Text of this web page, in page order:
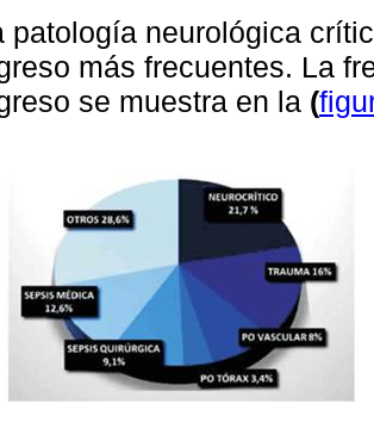
patología neurológica
más frecuentes. La
se muestra en la (